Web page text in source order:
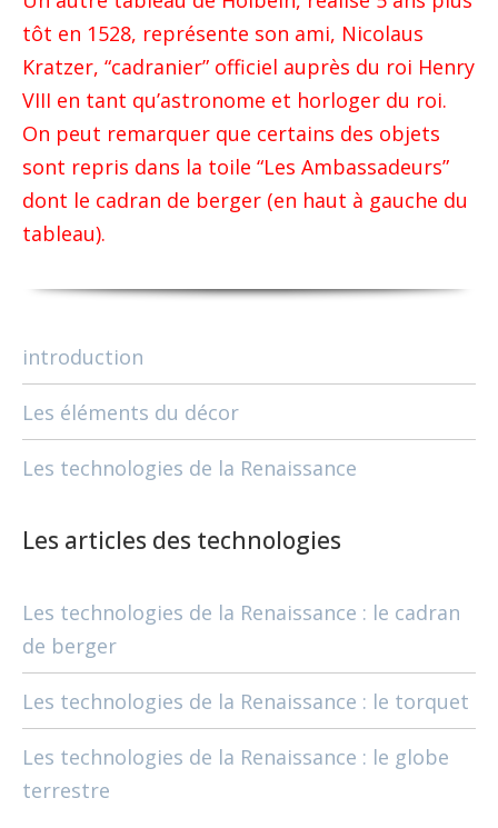
tôt en 1528, représente son ami, Nicolaus
Kratzer, “cadranier” officiel auprès du roi Henry
VIII en tant qu’astronome et horloger du roi.
On peut remarquer que certains des objets
sont repris dans la toile “Les Ambassadeurs”
dont le cadran de berger (en haut à gauche du
tableau).
introduction
Les éléments du décor
Les technologies de la Renaissance
Les articles des technologies
Les technologies de la Renaissance : le cadran
de berger
Les technologies de la Renaissance : le torquet
Les technologies de la Renaissance : le globe
terrestre